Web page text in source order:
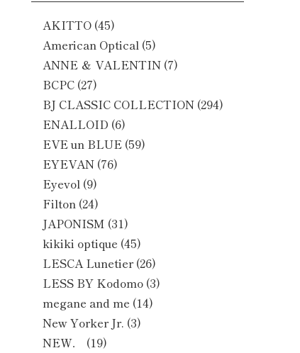
AKITTO (45)
American Optical (5)
ANNE ＆ VALENTIN (7)
BCPC (27)
BJ CLASSIC COLLECTION (294)
ENALLOID (6)
EVE un BLUE (59)
EYEVAN (76)
Eyevol (9)
Filton (24)
JAPONISM (31)
kikiki optique (45)
LESCA Lunetier(26)
LESS BY Kodomo (3)
megane and me (14)
New Yorker Jr. (3)
NEW．
(19)